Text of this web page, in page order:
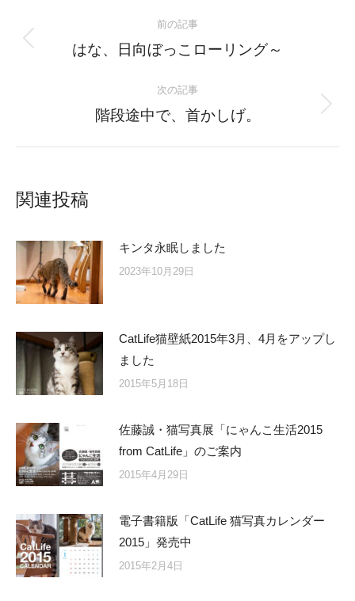
navigation
前の記事
Previous
はな、日向ぼっこローリング～
次の記事
Next
階段途中で、首かしげ。
関連投稿
キンタ永眠しました
2023年10月29日
CatLife猫壁紙2015年3月、4月をアップし
ました
2015年5月18日
佐藤誠・猫写真展「にゃんこ生活2015
from CatLife」のご案内
2015年4月29日
電子書籍版「CatLife 猫写真カレンダー
2015」発売中
2015年2月4日